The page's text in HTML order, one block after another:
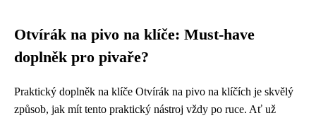
Otvírák na pivo na klíče: Must-have
doplněk pro pivaře?
Praktický doplněk na klíče Otvírák na pivo na klíčích je skvělý
způsob, jak mít tento praktický nástroj vždy po ruce. Ať už